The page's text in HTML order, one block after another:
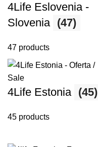
4Life Eslovenia -
Slovenia (47)
47 products
4Life Estonia (45)
45 products